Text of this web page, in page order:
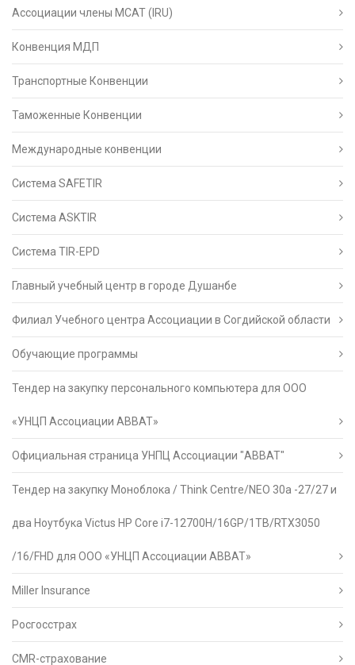
Ассоциации члены МСАТ (IRU)
Конвенция МДП
Транспортные Конвенции
Таможенные Конвенции
Международные конвенции
Система SAFETIR
Система ASKTIR
Система TIR-EPD
Главный учебный центр в городе Душанбе
Филиал Учебного центра Ассоциации в Согдийской области
Обучающие программы
Тендер на закупку персонального компьютера для ООО
«УНЦП Ассоциации АВВАТ»
Официальная страница УНПЦ Ассоциации "АВВАТ"
Тендер на закупку Моноблока / Think Centre/NEO 30a -27/27 и
два Ноутбука Victus HP Core i7-12700H/16GP/1TB/RTX3050
/16/FHD для ООО «УНЦП Ассоциации АВВАТ»
Miller Insurance
Росгосстрах
CMR-страхование